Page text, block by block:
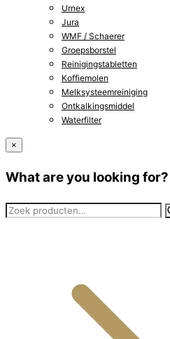
Urnex
Jura
WMF / Schaerer
Groepsborstel
Reinigingstabletten
Koffiemolen
Melksysteemreiniging
Ontkalkingsmiddel
Waterfilter
×
What are you looking for?
Zoeken